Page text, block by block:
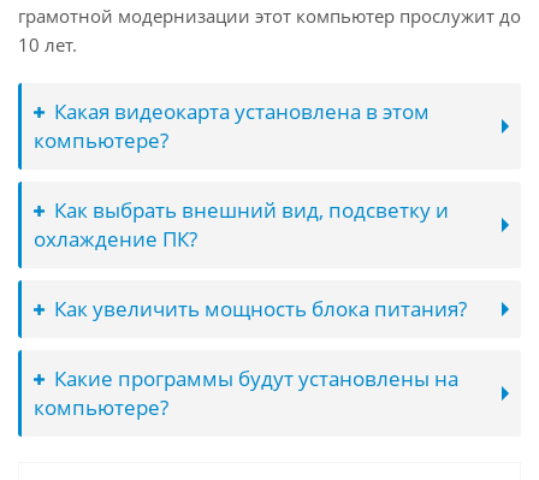
грамотной модернизации этот компьютер прослужит до
10 лет.
Какая видеокарта установлена в этом
компьютере?
Как выбрать внешний вид, подсветку и
охлаждение ПК?
Как увеличить мощность блока питания?
Какие программы будут установлены на
компьютере?